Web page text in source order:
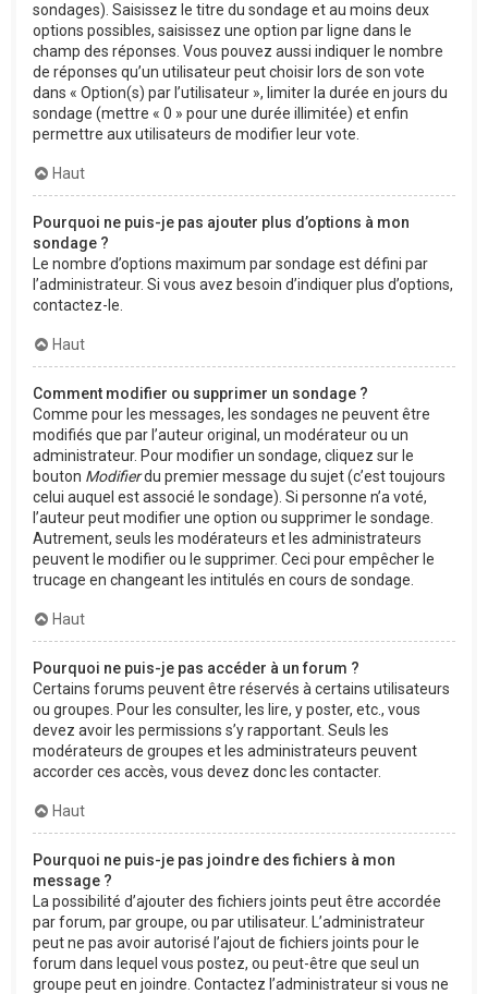
sondages). Saisissez le titre du sondage et au moins deux
options possibles, saisissez une option par ligne dans le
champ des réponses. Vous pouvez aussi indiquer le nombre
de réponses qu’un utilisateur peut choisir lors de son vote
dans « Option(s) par l’utilisateur », limiter la durée en jours du
sondage (mettre « 0 » pour une durée illimitée) et enfin
permettre aux utilisateurs de modifier leur vote.
Haut
Pourquoi ne puis-je pas ajouter plus d’options à mon
sondage ?
Le nombre d’options maximum par sondage est défini par
l’administrateur. Si vous avez besoin d’indiquer plus d’options,
contactez-le.
Haut
Comment modifier ou supprimer un sondage ?
Comme pour les messages, les sondages ne peuvent être
modifiés que par l’auteur original, un modérateur ou un
administrateur. Pour modifier un sondage, cliquez sur le
bouton Modifierdu premier message du sujet (c’est toujours
celui auquel est associé le sondage). Si personne n’a voté,
l’auteur peut modifier une option ou supprimer le sondage.
Autrement, seuls les modérateurs et les administrateurs
peuvent le modifier ou le supprimer. Ceci pour empêcher le
trucage en changeant les intitulés en cours de sondage.
Haut
Pourquoi ne puis-je pas accéder à un forum ?
Certains forums peuvent être réservés à certains utilisateurs
ou groupes. Pour les consulter, les lire, y poster, etc., vous
devez avoir les permissions s’y rapportant. Seuls les
modérateurs de groupes et les administrateurs peuvent
accorder ces accès, vous devez donc les contacter.
Haut
Pourquoi ne puis-je pas joindre des fichiers à mon
message ?
La possibilité d’ajouter des fichiers joints peut être accordée
par forum, par groupe, ou par utilisateur. L’administrateur
peut ne pas avoir autorisé l’ajout de fichiers joints pour le
forum dans lequel vous postez, ou peut-être que seul un
groupe peut en joindre. Contactez l’administrateur si vous ne